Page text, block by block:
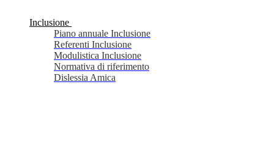
Inclusione
Piano annuale Inclusione
Referenti Inclusione
Modulistica Inclusione
Normativa di riferimento
Dislessia Amica